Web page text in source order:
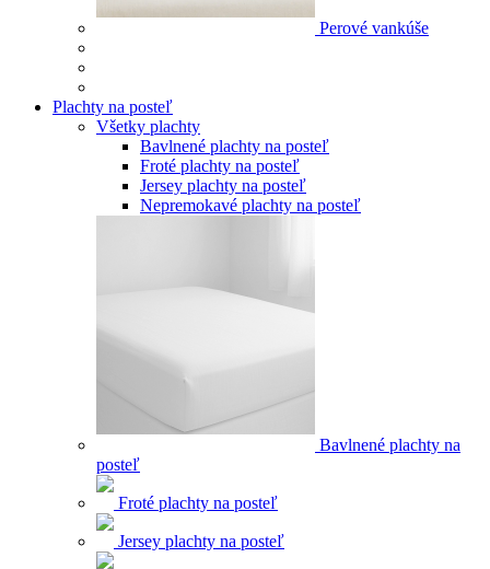
Perové vankúše
Plachty na posteľ
Všetky plachty
Bavlnené plachty na posteľ
Froté plachty na posteľ
Jersey plachty na posteľ
Nepremokavé plachty na posteľ
Bavlnené plachty na
posteľ
Froté plachty na posteľ
Jersey plachty na posteľ